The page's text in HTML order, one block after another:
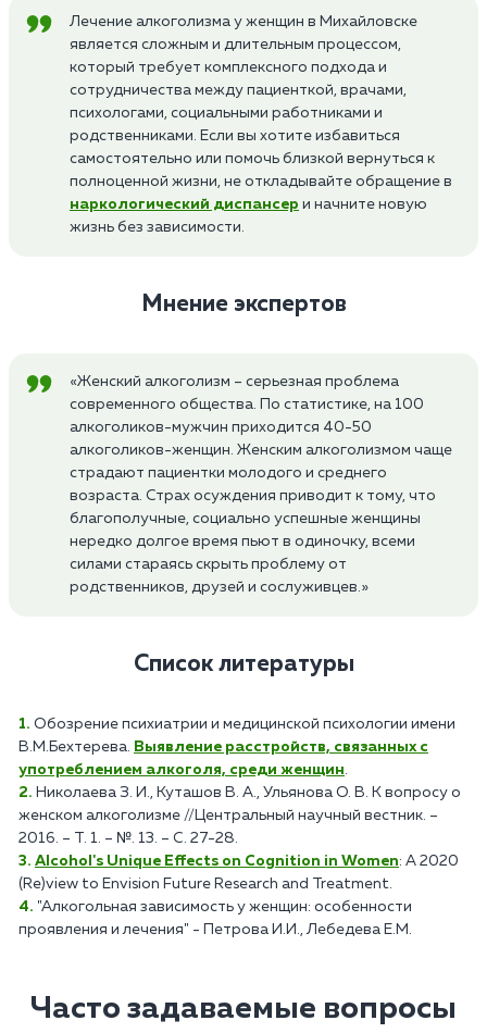
Лечение алкоголизма у женщин в Михайловске
является сложным и длительным процессом,
который требует комплексного подхода и
сотрудничества между пациенткой, врачами,
психологами, социальными работниками и
родственниками. Если вы хотите избавиться
самостоятельно или помочь близкой вернуться к
полноценной жизни, не откладывайте обращение в
наркологический диспансер и начните новую
жизнь без зависимости.
Мнение экспертов
«Женский алкоголизм – серьезная проблема
современного общества. По статистике, на 100
алкоголиков-мужчин приходится 40-50
алкоголиков-женщин. Женским алкоголизмом чаще
страдают пациентки молодого и среднего
возраста. Страх осуждения приводит к тому, что
благополучные, социально успешные женщины
нередко долгое время пьют в одиночку, всеми
силами стараясь скрыть проблему от
родственников, друзей и сослуживцев.»
Список литературы
Обозрение психиатрии и медицинской психологии имени
В.М.Бехтерева. Выявление расстройств, связанных с
употреблением алкоголя, среди женщин.
Николаева З. И., Куташов В. А., Ульянова О. В. К вопросу о
женском алкоголизме //Центральный научный вестник. –
2016. – Т. 1. – №. 13. – С. 27-28.
Alcohol's Unique Effects on Cognition in Women: A 2020
(Re)view to Envision Future Research and Treatment.
"Алкогольная зависимость у женщин: особенности
проявления и лечения" - Петрова И.И., Лебедева Е.М.
Часто задаваемые вопросы